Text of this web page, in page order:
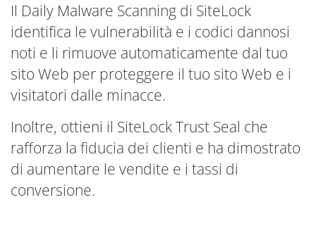
Il Daily Malware Scanning di SiteLock
identifica le vulnerabilità e i codici dannosi
noti e li rimuove automaticamente dal tuo
sito Web per proteggere il tuo sito Web e i
visitatori dalle minacce.
Inoltre, ottieni il SiteLock Trust Seal che
rafforza la fiducia dei clienti e ha dimostrato
di aumentare le vendite e i tassi di
conversione.